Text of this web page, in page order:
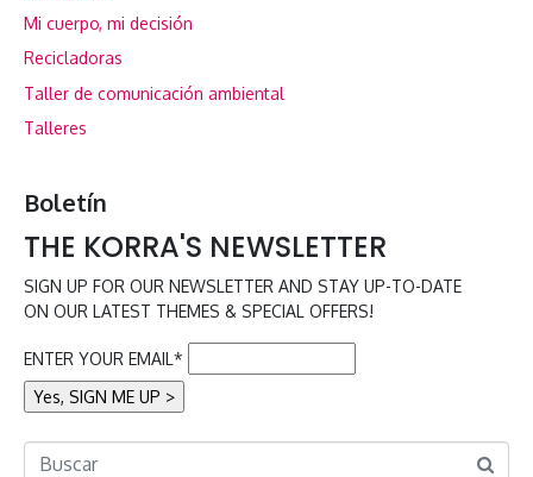
Mi cuerpo, mi decisión
Recicladoras
Taller de comunicación ambiental
Talleres
Boletín
THE KORRA'S NEWSLETTER
SIGN UP FOR OUR NEWSLETTER AND STAY UP-TO-DATE
ON OUR LATEST THEMES & SPECIAL OFFERS!
ENTER YOUR EMAIL*